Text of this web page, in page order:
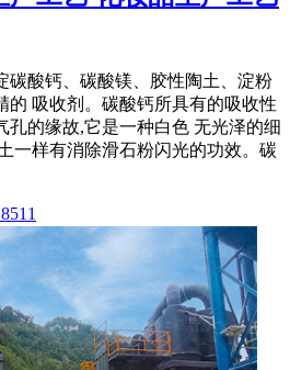
碳酸钙、碳酸镁、胶性陶土、淀粉
的 吸收剂。碳酸钙所具有的吸收性
孔的缘故,它是一种白色 无光泽的细
一样有消除滑石粉闪光的功效。碳